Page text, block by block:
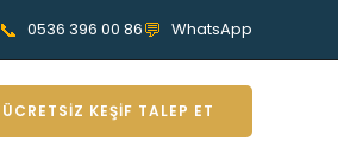
📞 0536 396 00 86💬 WhatsApp
ÜCRETSIZ KEŞIF TALEP ET